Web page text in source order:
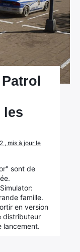
les
, mis à jour le
sont de
famille.
en version
distributeur
lancement.